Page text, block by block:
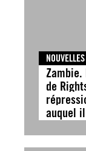
NOUVELLES
de
auquel